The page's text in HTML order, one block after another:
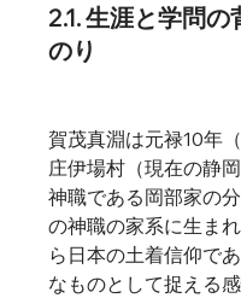
2.1. 生涯と学問
のり
賀茂真淵は元禄10年
庄伊場村（現在の静
神職である岡部家の
の神職の家系に生ま
ら日本の土着信仰で
なものとして捉える